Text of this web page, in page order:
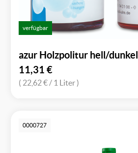
verfügbar
azur Holzpolitur hell/dunkel
11,31 €
( 22,62 €/ 1 Liter )
0000727